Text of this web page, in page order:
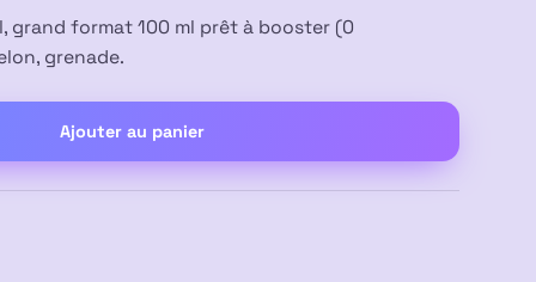
grand format 100 ml prêt à booster (0
grenade.
Ajouter au panier